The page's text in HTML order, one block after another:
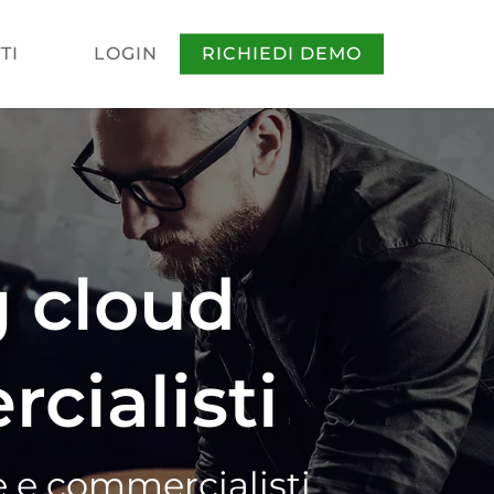
LOGIN RICHIEDI DEMO
cloud
e commercialisti